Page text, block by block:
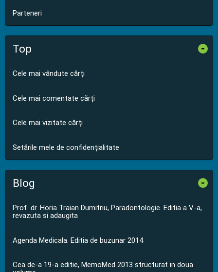
Parteneri
Top -
Cele mai vândute cărți
Cele mai comentate cărți
Cele mai vizitate cărți
Setările mele de confidențialitate
Blog -
Prof. dr. Horia Traian Dumitriu, Paradontologie. Editia a V-a,
revazuta si adaugita
Agenda Medicala. Editia de buzunar 2014
Cea de-a 19-a editie, MemoMed 2013 structurat in doua